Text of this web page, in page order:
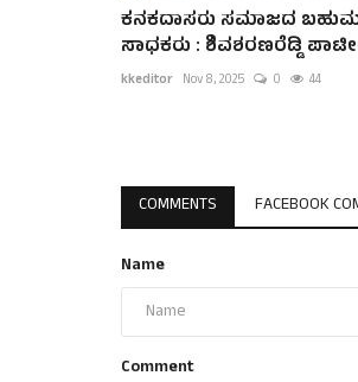
ಕನಕದಾಸರು ಸಮಾಜದ
ಸಾಧಕರು : ಶಿವಶರಣರೆಡ್ಡಿ
kkeditor Nov 8, 2025 0 44
COMMENTS FACEBOOK
Name
Comment